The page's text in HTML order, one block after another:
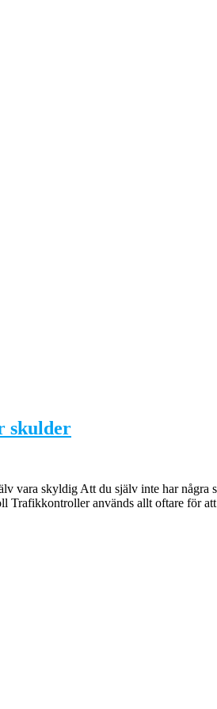
skulder
vara skyldig Att du själv inte har
Trafikkontroller används allt oftare för